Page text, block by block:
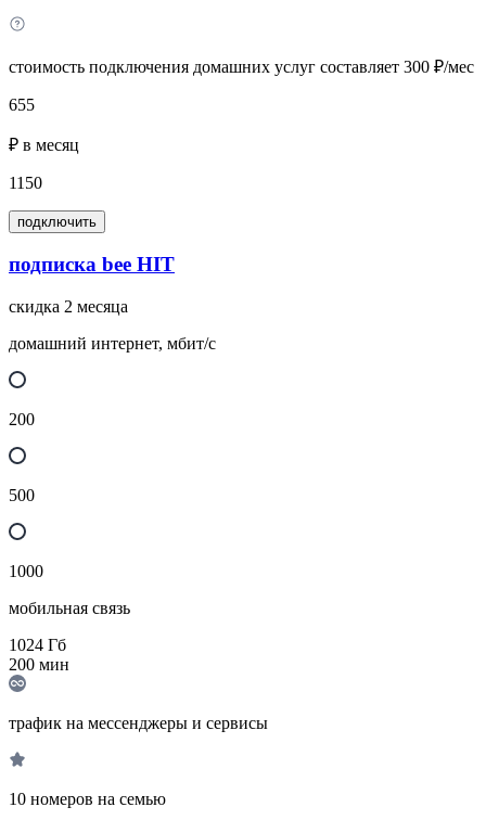
стоимость подключения домашних услуг составляет 300 ₽/мес
655
₽ в месяц
1150
подключить
подписка bee HIT
скидка 2 месяца
домашний интернет, мбит/с
200
500
1000
мобильная связь
1024 Гб
200 мин
трафик на мессенджеры и сервисы
10 номеров на семью